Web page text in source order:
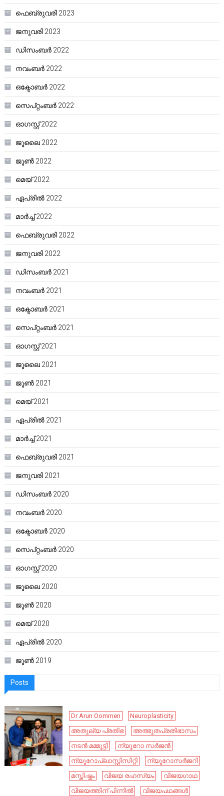
ഫെബ്രുവരി 2023
ജനുവരി 2023
ഡിസംബർ 2022
നവംബർ 2022
ഒക്ടോബർ 2022
സെപ്റ്റംബർ 2022
ഓഗസ്റ്റ്‌ 2022
ജൂലൈ 2022
ജൂൺ 2022
മെയ്‌ 2022
ഏപ്രിൽ 2022
മാർച്ച്‌ 2022
ഫെബ്രുവരി 2022
ജനുവരി 2022
ഡിസംബർ 2021
നവംബർ 2021
ഒക്ടോബർ 2021
സെപ്റ്റംബർ 2021
ഓഗസ്റ്റ്‌ 2021
ജൂലൈ 2021
ജൂൺ 2021
മെയ്‌ 2021
ഏപ്രിൽ 2021
മാർച്ച്‌ 2021
ഫെബ്രുവരി 2021
ജനുവരി 2021
ഡിസംബർ 2020
നവംബർ 2020
ഒക്ടോബർ 2020
സെപ്റ്റംബർ 2020
ഓഗസ്റ്റ്‌ 2020
ജൂലൈ 2020
ജൂൺ 2020
മെയ്‌ 2020
ഏപ്രിൽ 2020
ജൂൺ 2019
Posts
Dr Arun Oommen
Neuroplasticity
അതുല്യ പ്രതിഭ
അത്ഭുതപ്രതിഭാസം
നടൻ മമ്മൂട്ടി
ന്യൂറോ സർജൻ
ന്യൂറോപ്ലാസ്റ്റിസിറ്റി
ന്യൂറോസർജറി
മസ്തിഷ്കം
വിജയ രഹസ്യം
വിജയഗാഥ
വിജയത്തിന് പിന്നിൽ
വിജയപഥങ്ങൾ